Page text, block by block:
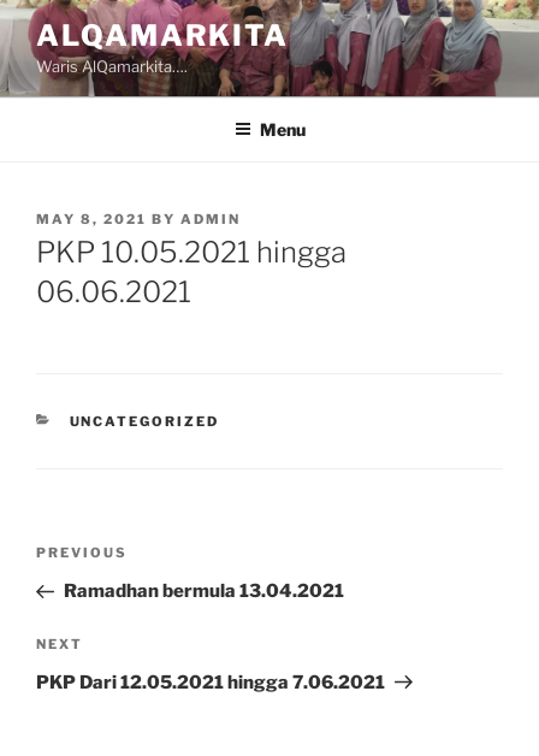
Skip
to
content
ALQAMARKITA
Waris AlQamarkita….
Menu
POSTED
ON
MAY 8, 2021 BY ADMIN
PKP 10.05.2021 hingga
06.06.2021
CATEGORIES
UNCATEGORIZED
Previous
Post
PREVIOUS
Ramadhan bermula 13.04.2021
Next
Post
NEXT
PKP Dari 12.05.2021 hingga 7.06.2021